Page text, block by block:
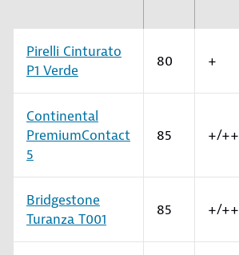
Pirelli Cinturato
P1 Verde
80 +
Continental
PremiumContact
5
85 +/++
Bridgestone
Turanza T001
85 +/++